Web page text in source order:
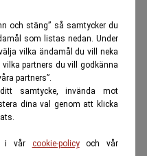
och stäng” så samtycker du
som listas nedan. Under
vilka ändamål du vill neka
partners du vill godkänna
partners”.
samtycke, invända mot
dina val genom att klicka
i vår cookie-policyoch vår